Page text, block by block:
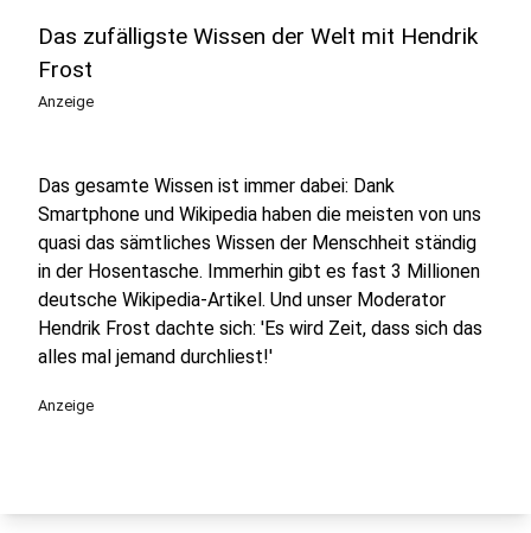
Das zufälligste Wissen der Welt mit Hendrik
Frost
Anzeige
Das gesamte Wissen ist immer dabei: Dank
Smartphone und Wikipedia haben die meisten von uns
quasi das sämtliches Wissen der Menschheit ständig
in der Hosentasche. Immerhin gibt es fast 3 Millionen
deutsche Wikipedia-Artikel. Und unser Moderator
Hendrik Frost dachte sich: 'Es wird Zeit, dass sich das
alles mal jemand durchliest!'
Anzeige